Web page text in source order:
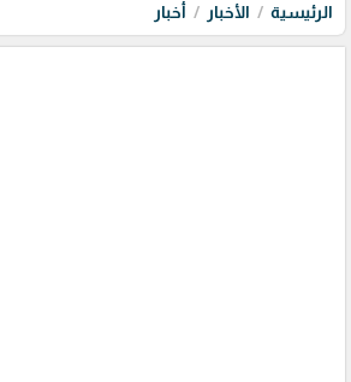
الرئيسية الأخبار أخبار